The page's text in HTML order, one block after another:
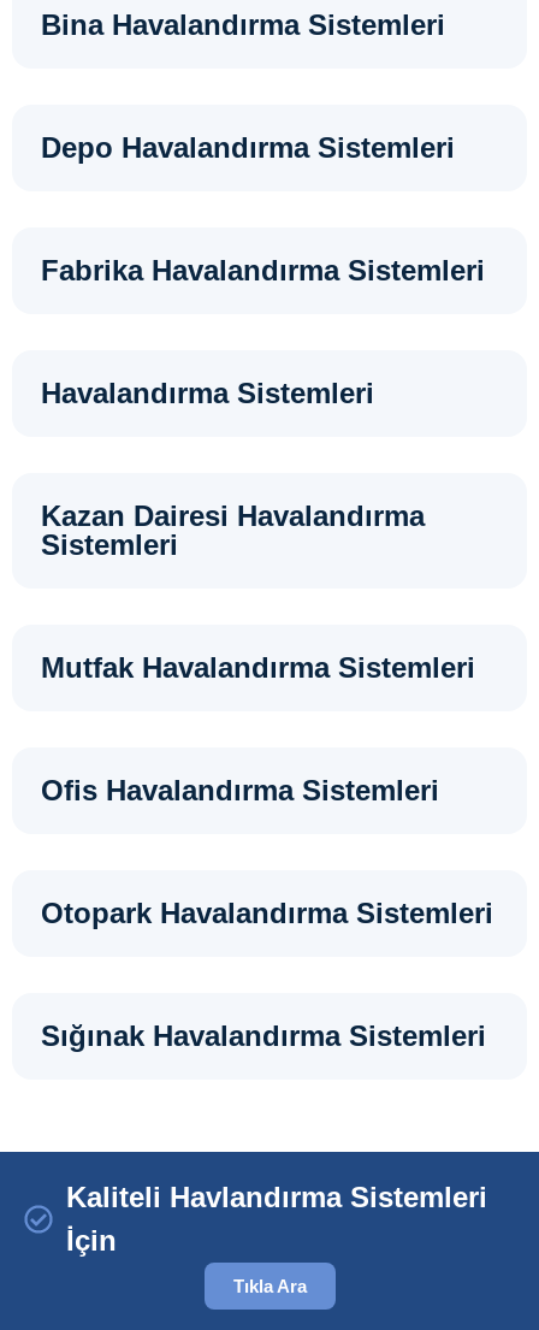
Bina Havalandırma Sistemleri
Depo Havalandırma Sistemleri
Fabrika Havalandırma Sistemleri
Havalandırma Sistemleri
Kazan Dairesi Havalandırma
Sistemleri
Mutfak Havalandırma Sistemleri
Ofis Havalandırma Sistemleri
Otopark Havalandırma Sistemleri
Sığınak Havalandırma Sistemleri
Kaliteli Havlandırma Sistemleri
İçin
Tıkla Ara